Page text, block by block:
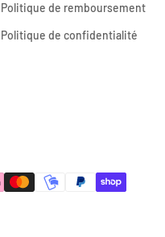
Politique de remboursement
Politique de confidentialité